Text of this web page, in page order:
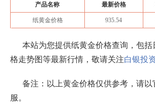
产品名称 最新价格
纸黄金价格 935.54
本站为您提供纸黄金价格查询，包
格走势图等最新行情，敬请关注白银投
备注：以上黄金价格仅供参考，请
服。